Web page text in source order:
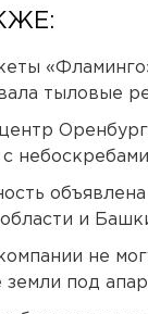
тыловые
и
не
земли под